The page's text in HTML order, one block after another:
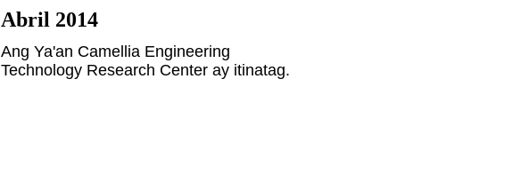
Abril 2014
Ang Ya'an Camellia Engineering
Technology Research Center ay itinatag.